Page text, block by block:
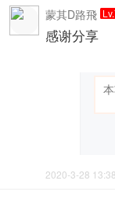
蒙其D路飛
感谢分享
2020-3-28 13:38